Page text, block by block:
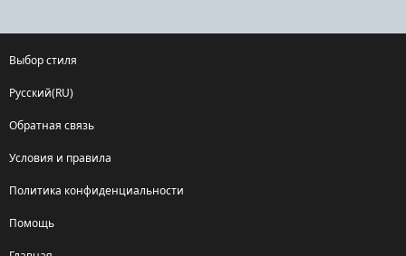
Выбор стиля
Русский(RU)
Обратная связь
Условия и правила
Политика конфиденциальности
Помощь